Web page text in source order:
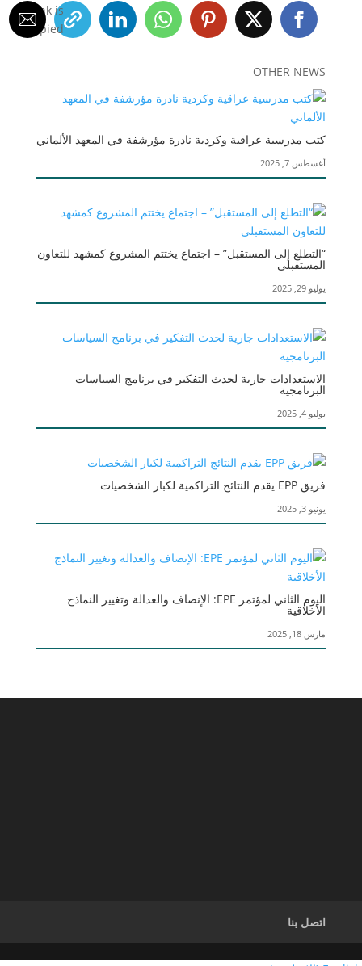
Link is
Copied!
OTHER NEWS
كتب مدرسية عراقية وكردية نادرة مؤرشفة في المعهد الألماني
أغسطس 7, 2025
“التطلع إلى المستقبل” – اجتماع يختتم المشروع كمشهد للتعاون
المستقبلي
يوليو 29, 2025
الاستعدادات جارية لحدث التفكير في برنامج السياسات
البرنامجية
يوليو 4, 2025
فريق EPP يقدم النتائج التراكمية لكبار الشخصيات
يونيو 3, 2025
اليوم الثاني لمؤتمر EPE: الإنصاف والعدالة وتغيير النماذج
الأخلاقية
مارس 18, 2025
اتصل بنا